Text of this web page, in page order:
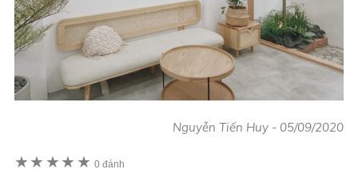
Nguyễn Tiến Huy - 05/09/2020
★ ★ ★ ★ ★ 0 đánh